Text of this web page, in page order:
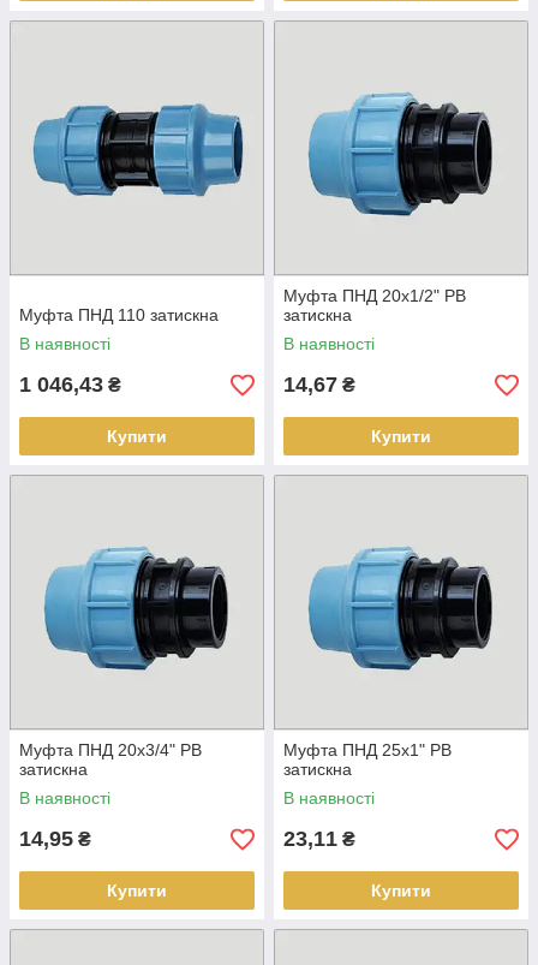
Муфта ПНД 110 затискна
В наявності
1 046,43 ₴
Купити
Муфта ПНД 20х1/2" РВ
затискна
В наявності
14,67 ₴
Купити
Муфта ПНД 20х3/4" РВ
затискна
В наявності
14,95 ₴
Купити
Муфта ПНД 25х1" РВ
затискна
В наявності
23,11 ₴
Купити